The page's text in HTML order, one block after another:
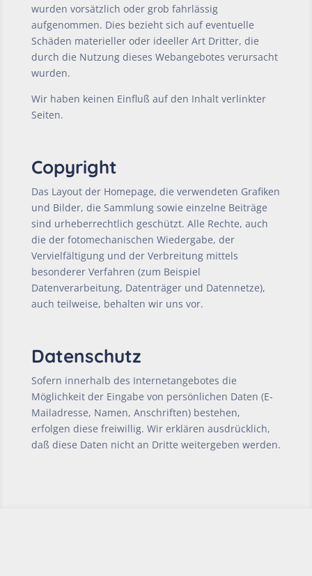
wurden vorsätzlich oder grob fahrlässig
aufgenommen. Dies bezieht sich auf eventuelle
Schäden materieller oder ideeller Art Dritter, die
durch die Nutzung dieses Webangebotes verursacht
wurden.
Wir haben keinen Einfluß auf den Inhalt verlinkter
Seiten.
Copyright
Das Layout der Homepage, die verwendeten Grafiken
und Bilder, die Sammlung sowie einzelne Beiträge
sind urheberrechtlich geschützt. Alle Rechte, auch
die der fotomechanischen Wiedergabe, der
Vervielfältigung und der Verbreitung mittels
besonderer Verfahren (zum Beispiel
Datenverarbeitung, Datenträger und Datennetze),
auch teilweise, behalten wir uns vor.
Datenschutz
Sofern innerhalb des Internetangebotes die
Möglichkeit der Eingabe von persönlichen Daten (E-
Mailadresse, Namen, Anschriften) bestehen,
erfolgen diese freiwillig. Wir erklären ausdrücklich,
daß diese Daten nicht an Dritte weitergeben werden.